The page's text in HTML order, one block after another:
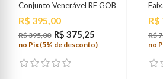
Conjunto Venerável RE GOB
Preço
R$ 395,00
R$ 395,00 R$ 375,25
no Pix (5% de desconto)
R$
R$
no